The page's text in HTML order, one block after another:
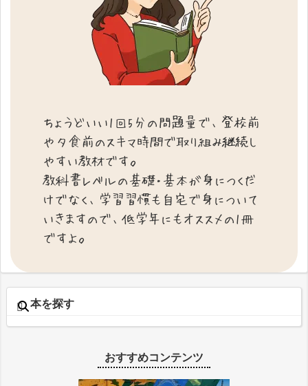
本を探す
おすすめコンテンツ
ちょうどいい1回5分の問題量で、登校前
や夕食前のスキマ時間で取り組み継続し
やすい教材です。
教科書レベルの基礎・基本が身につくだ
けでなく、学習習慣も自宅で身について
いきますので、低学年にもオススメの1冊
ですよ。